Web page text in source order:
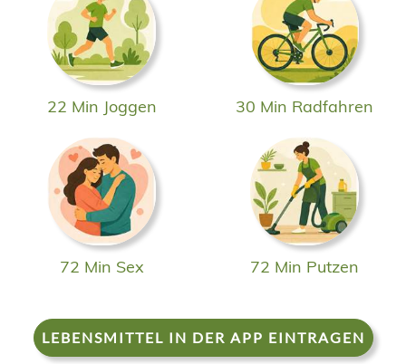
22 Min Joggen 30 Min Radfahren
72 Min Sex 72 Min Putzen
LEBENSMITTEL IN DER APP EINTRAGEN